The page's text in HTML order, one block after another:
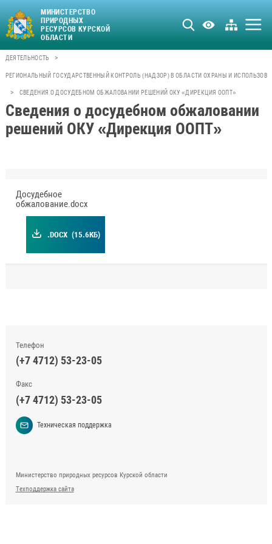
МИНИСТЕРСТВО
ПРИРОДНЫХ
РЕСУРСОВ КУРСКОЙ
ОБЛАСТИ
ДЕЯТЕЛЬНОСТЬ >
РЕГИОНАЛЬНЫЙ ГОСУДАРСТВЕННЫЙ КОНТРОЛЬ (НАДЗОР) В ОБЛАСТИ ОХРАНЫ И
> СВЕДЕНИЯ О ДОСУДЕБНОМ ОБЖАЛОВАНИИ РЕШЕНИЙ ОКУ «ДИРЕКЦИЯ ООПТ»
Сведения о досудебном обжаловании
решений ОКУ «Дирекция ООПТ»
Досудебное
обжалование.docx
.DOCX (15.6КБ)
Телефон
(+7 4712) 53-23-05
Факс
(+7 4712) 53-23-05
Техническая поддержка
Министерство природных ресурсов Курской области
Техподдержка сайта